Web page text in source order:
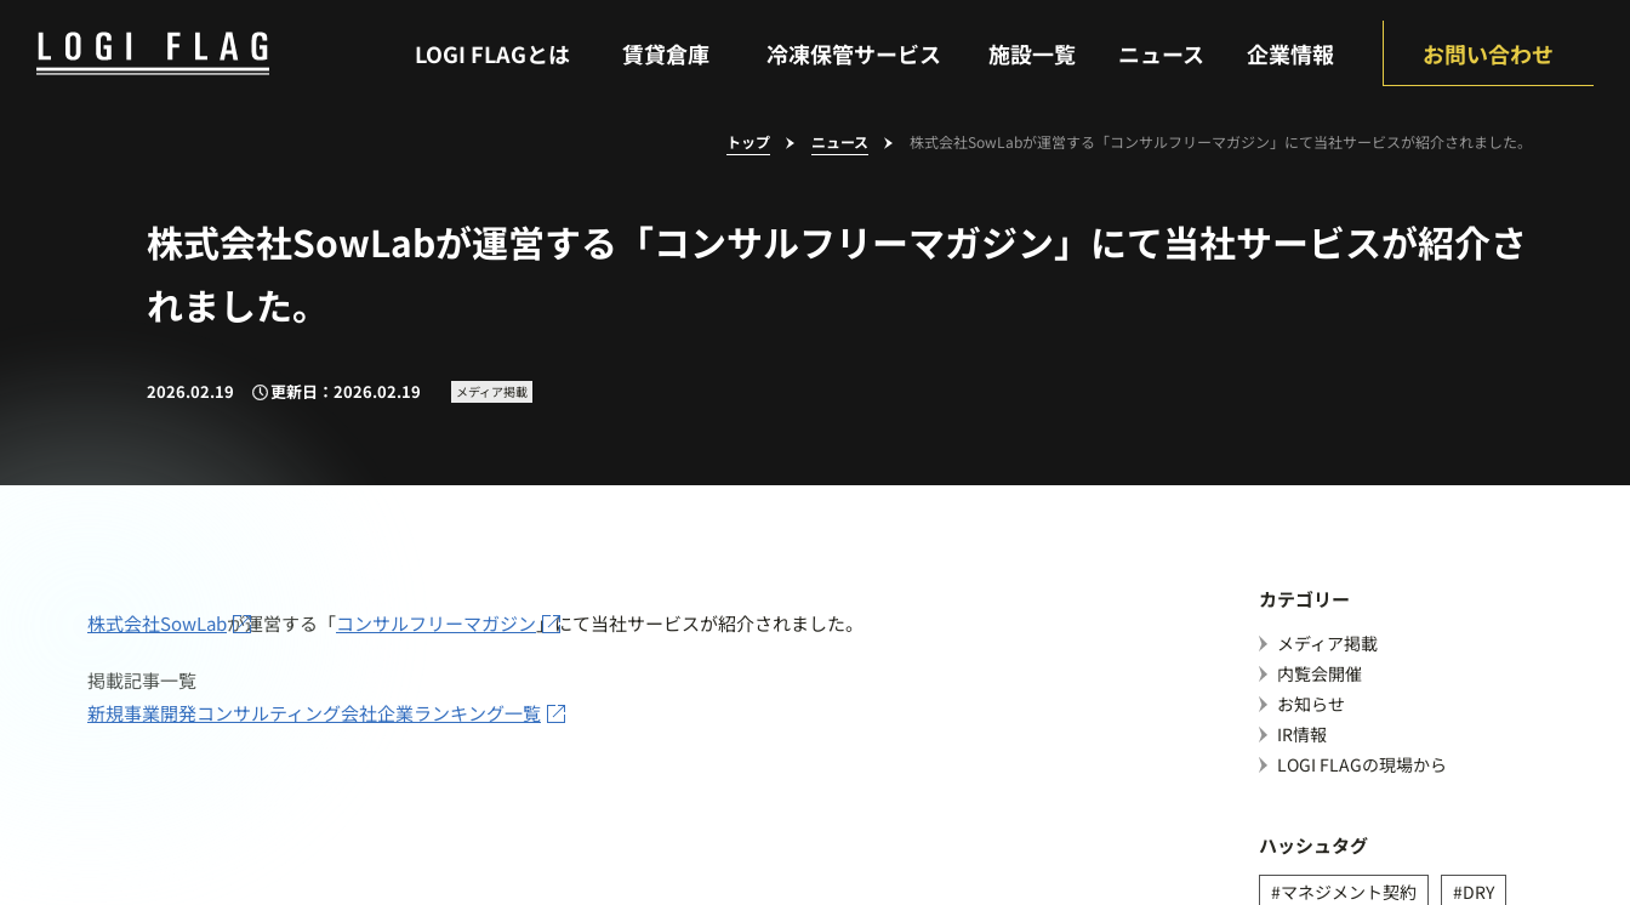
LOGI FLAGとは 賃貸倉庫 冷凍保管サービス 施設一覧 ニュース 企業情報 お問い合わせ
トップ ニュース 株式会社SowLabが運営する「コンサルフリーマガジン」にて当社サービスが紹介されました。
株式会社SowLabが運営する「コンサルフリーマガジン」にて当社サービスが紹介さ
れました。
2026.02.19 更新日：2026.02.19 メディア掲載
株式会社SowLabが運営する「コンサルフリーマガジン 」にて当社サービスが紹介されました。
掲載記事一覧
新規事業開発コンサルティング会社企業ランキング一覧
カテゴリー
メディア掲載
内覧会開催
お知らせ
IR情報
LOGI FLAGの現場から
ハッシュタグ
マネジメント契約
DRY